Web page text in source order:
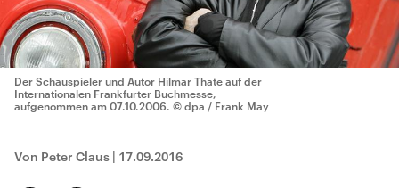
Der Schauspieler und Autor Hilmar Thate auf der
Internationalen Frankfurter Buchmesse,
aufgenommen am 07.10.2006. © dpa / Frank May
Von Peter Claus | 17.09.2016